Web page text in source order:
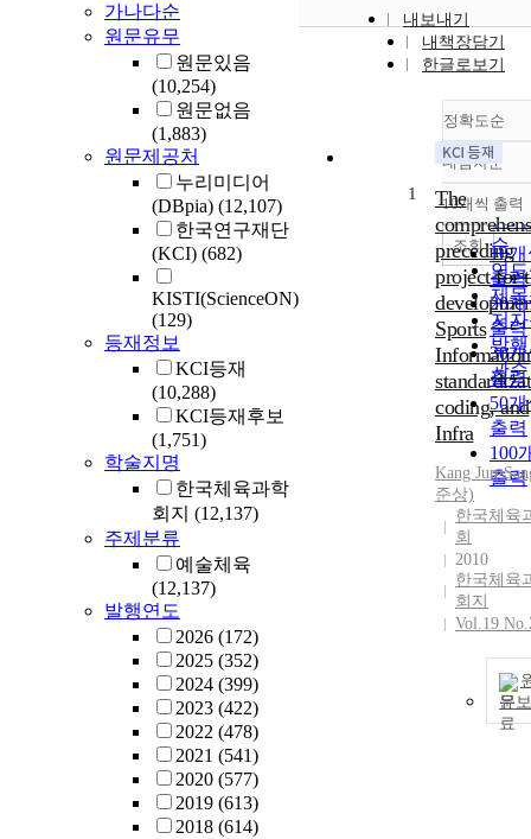
가나다순
원문유무
원문있음
(10,254)
원문없음
(1,883)
원문제공처
누리미디어
(DBpia) (12,107)
한국연구재단
(KCI) (682)
KISTI(ScienceON)
(129)
등재정보
KCI등재
(10,288)
KCI등재후보
(1,751)
학술지명
한국체육과학
회지 (12,137)
주제분류
예술체육
(12,137)
발행연도
2026 (172)
2025 (352)
2024 (399)
2023 (422)
2022 (478)
2021 (541)
2020 (577)
2019 (613)
2018 (614)
내보내기
내책장담기
한글로보기
정확도순
정
순
인
순
연
제
저
발
관순
내림차순
내
10개씩 출력
10
출력
20
출력
30
출력
50
출력
100
출력
조회
1
The
preceding
project for
Sports
Information
coding, and
Infra
Kang Jun-
준상)
한국체육
회
2010
한국체육
회지
Vol.19
문